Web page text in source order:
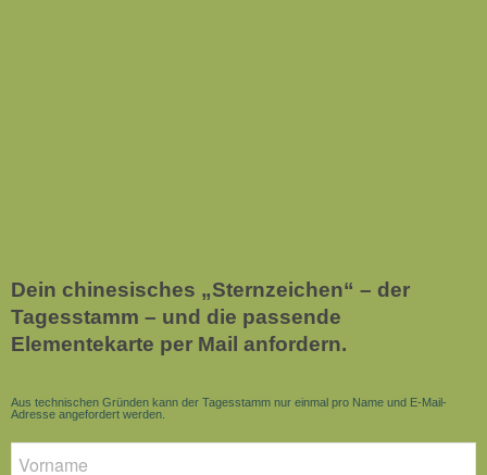
Dein chinesisches „Sternzeichen“ – der
Tagesstamm – und die passende
Elementekarte per Mail anfordern.
Aus technischen Gründen kann der Tagesstamm nur einmal pro Name und E-Mail-
Adresse angefordert werden.